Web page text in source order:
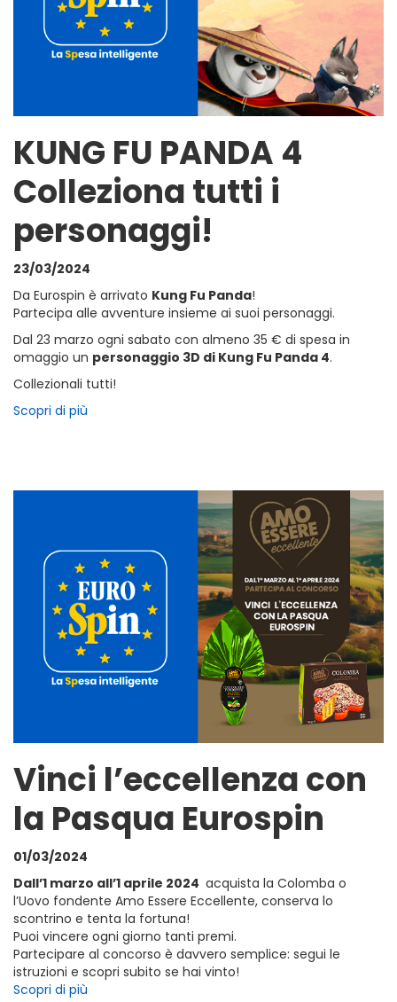
KUNG FU PANDA 4
Colleziona tutti i
personaggi!
23/03/2024
Da Eurospin è arrivato Kung Fu Panda!
Partecipa alle avventure insieme ai suoi personaggi.
Dal 23 marzo ogni sabato con almeno 35 € di spesa in
omaggio un personaggio 3D di Kung Fu Panda 4.
Collezionali tutti!
Scopri di più
Vinci l’eccellenza con
la Pasqua Eurospin
01/03/2024
Dall’1 marzo all’1 aprile 2024 acquista la Colomba o
l’Uovo fondente Amo Essere Eccellente, conserva lo
scontrino e tenta la fortuna!
Puoi vincere ogni giorno tanti premi.
Partecipare al concorso è davvero semplice: segui le
istruzioni e scopri subito se hai vinto!
Scopri di più